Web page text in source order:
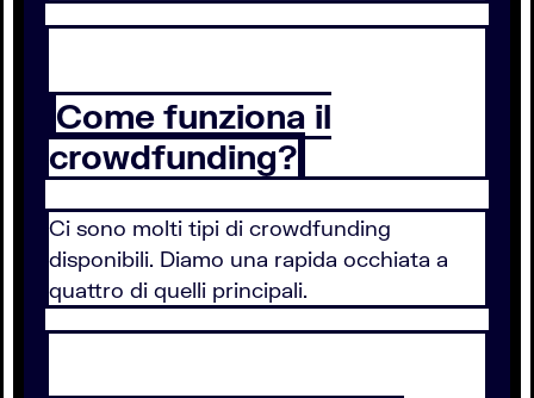
Come funziona il
crowdfunding?
Ci sono molti tipi di crowdfunding
disponibili. Diamo una rapida occhiata a
quattro di quelli principali.